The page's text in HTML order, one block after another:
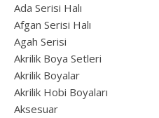
Ada Serisi Halı
Afgan Serisi Halı
Agah Serisi
Akrilik Boya Setleri
Akrilik Boyalar
Akrilik Hobi Boyaları
Aksesuar